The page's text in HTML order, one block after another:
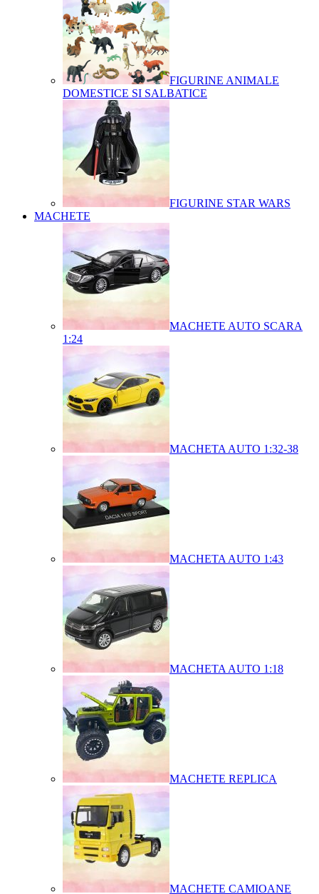
FIGURINE ANIMALE
DOMESTICE SI SALBATICE
FIGURINE STAR WARS
MACHETE
MACHETE AUTO SCARA
1:24
MACHETA AUTO 1:32-38
MACHETA AUTO 1:43
MACHETA AUTO 1:18
MACHETE REPLICA
MACHETE CAMIOANE